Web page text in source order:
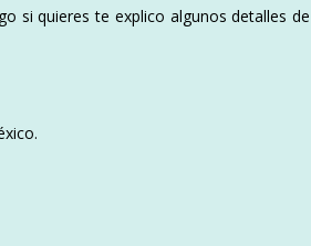
si quieres te explico algunos detalles de